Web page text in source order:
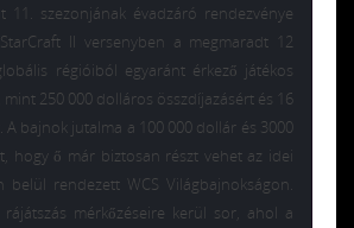
11. szezonjának évadzáró rendezvénye
II versenyben a megmaradt 12
régióiból egyaránt érkező játékos
250 000 dolláros összdíjazásért és 16
A bajnok jutalma a 100 000 dollár és 3000
hogy ő már biztosan részt vehet az idei
belül rendezett WCS Világbajnokságon.
mérkőzéseire kerül sor, ahol a